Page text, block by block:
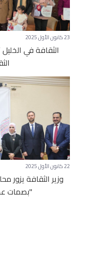
23 كانون الأول 2025
الثقافة في
22 كانون الأول 2025
وزير الثقافة يزور
"بصمات